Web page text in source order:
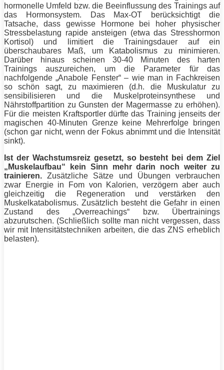
hormonelle Umfeld bzw. die Beeinflussung des Trainings auf
das Hormonsystem. Das Max-OT berücksichtigt die
Tatsache, dass gewisse Hormone bei hoher physischer
Stressbelastung rapide ansteigen (etwa das Stresshormon
Kortisol) und limitiert die Trainingsdauer auf ein
überschaubares Maß, um Katabolismus zu minimieren.
Darüber hinaus scheinen 30-40 Minuten des harten
Trainings auszureichen, um die Parameter für das
nachfolgende „Anabole Fenster“ – wie man in Fachkreisen
so schön sagt, zu maximieren (d.h. die Muskulatur zu
sensibilisieren und die Muskelproteinsynthese und
Nährstoffpartition zu Gunsten der Magermasse zu erhöhen).
Für die meisten Kraftsportler dürfte das Training jenseits der
magischen 40-Minuten Grenze keine Mehrerfolge bringen
(schon gar nicht, wenn der Fokus abnimmt und die Intensität
sinkt).
Ist der Wachstumsreiz gesetzt, so besteht bei dem Ziel
„ Muskelaufbau“ kein Sinn mehr darin noch weiter zu
trainieren. Zusätzliche Sätze und Übungen verbrauchen
zwar
Energiein Fom von Kalorien, verzögern aber auch
gleichzeitig die
Regeneration und verstärken den
Muskelkatabolismus. Zusätzlich besteht die Gefahr in einen
Zustand des „Overreachings“ bzw. Übertrainings
abzurutschen. (Schließlich sollte man nicht vergessen, dass
wir mit Intensitätstechniken arbeiten, die das ZNS erheblich
belasten).